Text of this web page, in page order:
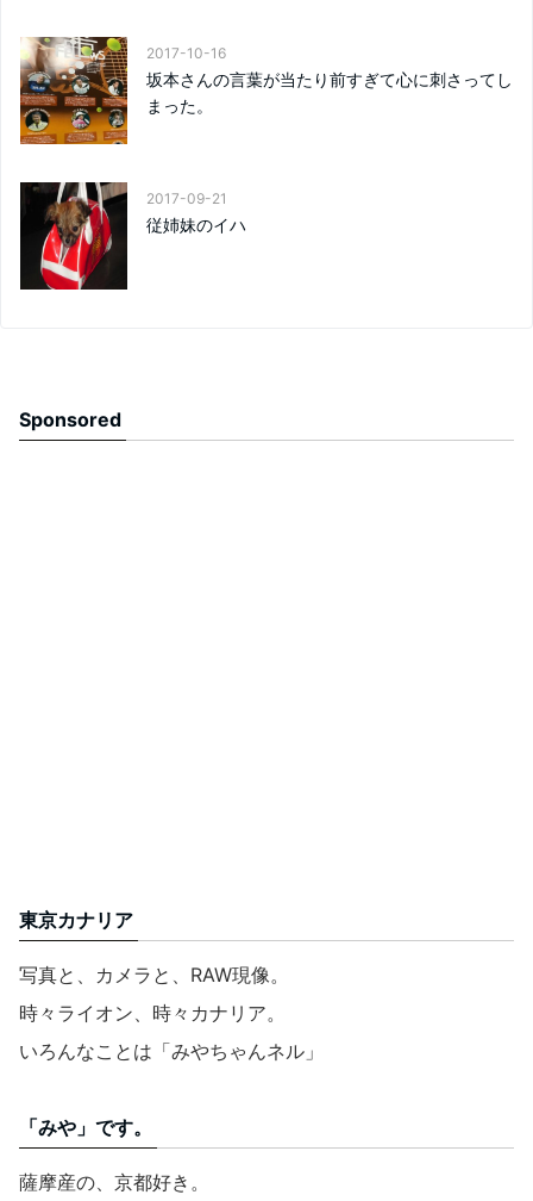
2017-10-16
坂本さんの言葉が当たり前すぎて心に刺さってし
まった。
2017-09-21
従姉妹のイハ
Sponsored
東京カナリア
写真と、カメラと、RAW現像。
時々ライオン、時々カナリア。
いろんなことは「みやちゃんネル」
「みや」です。
薩摩産の、京都好き。